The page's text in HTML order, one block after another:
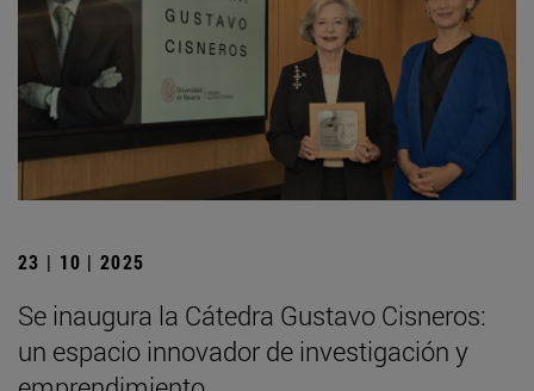
23 | 10 | 2025
Se inaugura la Cátedra Gustavo Cisneros:
un espacio innovador de investigación y